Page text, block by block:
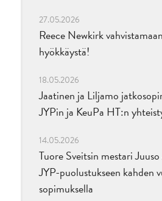
27.05.2026
Reece Newkirk
hyökkäystä!
18.05.2026
Jaatinen ja Liljamo
JYPin ja KeuPa HT:n
14.05.2026
Tuore Sveitsin mestari
JYP-puolustukseen kahden
sopimuksella